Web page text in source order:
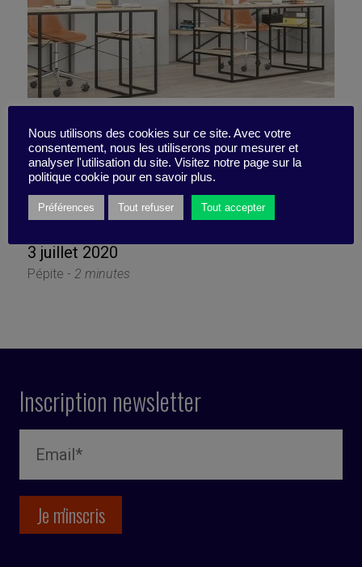
À quoi ressemble le bureau
post-pandémie (le plus
efficace) ?
3 juillet 2020
Pépite - 2 minutes
Inscription newsletter
Nous utilisons des cookies sur ce site. Avec votre
consentement, nous les utiliserons pour mesurer et
analyser l'utilisation du site. Visitez notre page sur la
politique cookie pour en savoir plus.
Préférences Tout refuser Tout accepter